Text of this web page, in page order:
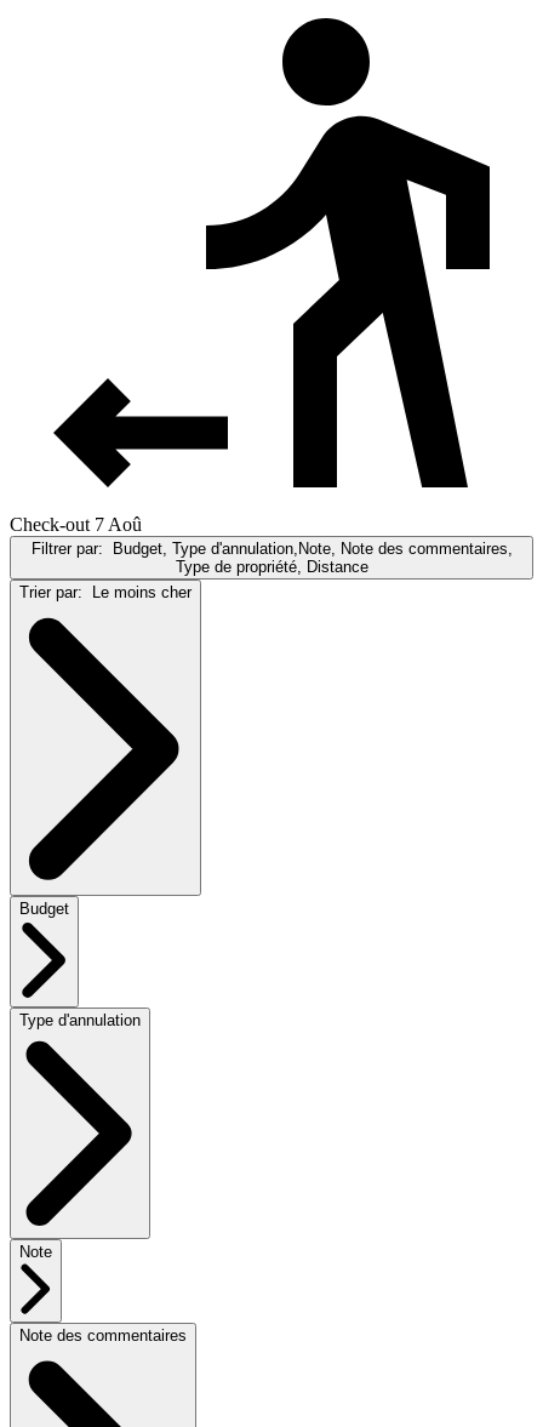
Check-out 7 Aoû
Filtrer par:
Budget, Type d'annulation,Note, Note des commentaires,
Type de propriété, Distance
Trier par:
Le moins cher
Budget
Type d'annulation
Note
Note des commentaires